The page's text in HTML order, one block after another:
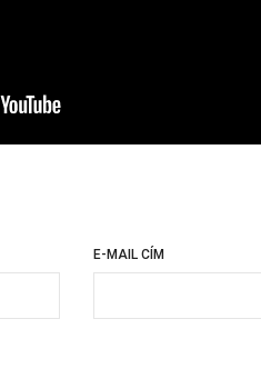
E-MAIL CÍM